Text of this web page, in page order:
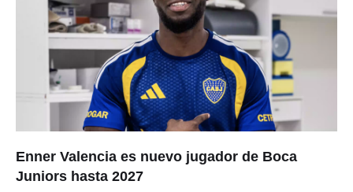
Enner Valencia es nuevo jugador de Boca
Juniors hasta 2027